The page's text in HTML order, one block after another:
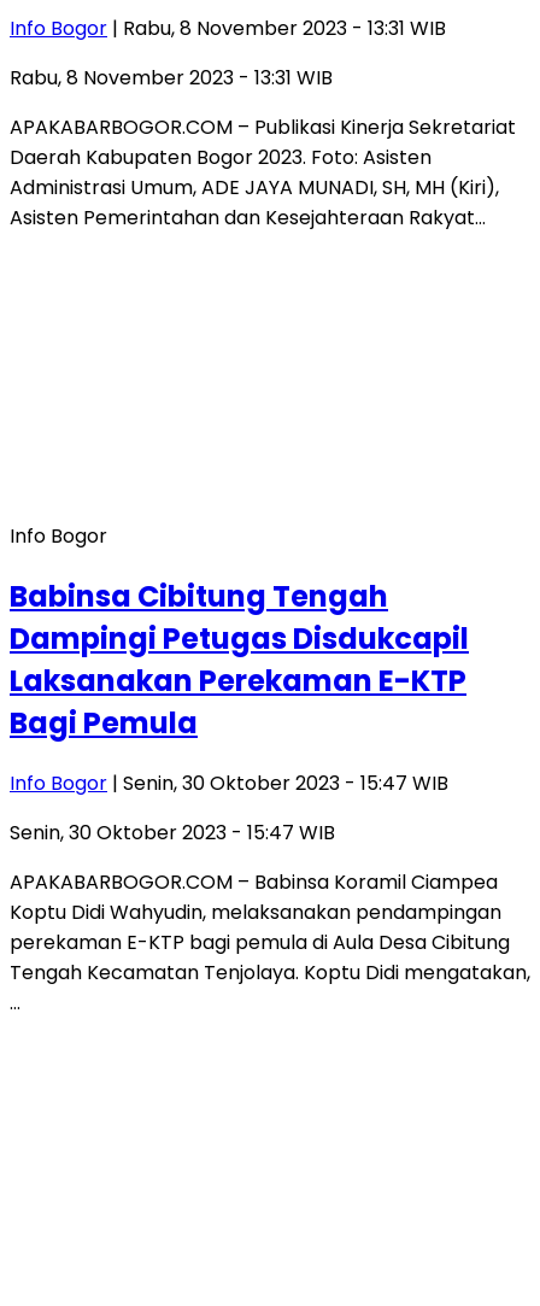
Info Bogor | Rabu, 8 November 2023 - 13:31 WIB
Rabu, 8 November 2023 - 13:31 WIB
APAKABARBOGOR.COM – Publikasi Kinerja Sekretariat
Daerah Kabupaten Bogor 2023. Foto: Asisten
Administrasi Umum, ADE JAYA MUNADI, SH, MH (Kiri),
Asisten Pemerintahan dan Kesejahteraan Rakyat…
Info Bogor
Babinsa Cibitung Tengah
Dampingi Petugas Disdukcapil
Laksanakan Perekaman E-KTP
Bagi Pemula
Info Bogor | Senin, 30 Oktober 2023 - 15:47 WIB
Senin, 30 Oktober 2023 - 15:47 WIB
APAKABARBOGOR.COM – Babinsa Koramil Ciampea
Koptu Didi Wahyudin, melaksanakan pendampingan
perekaman E-KTP bagi pemula di Aula Desa Cibitung
Tengah Kecamatan Tenjolaya. Koptu Didi mengatakan,
…